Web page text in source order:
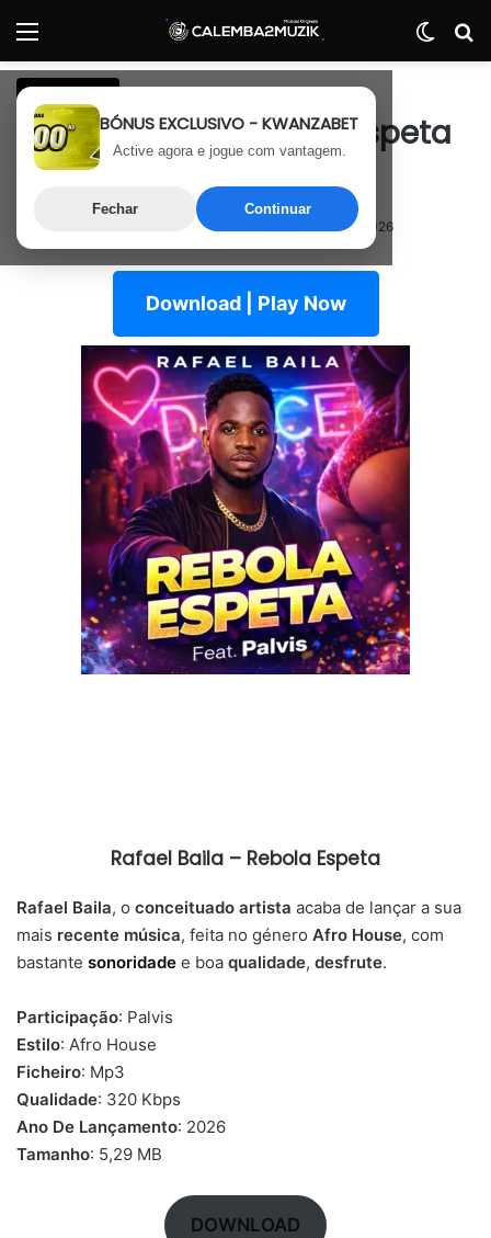
Menu
BÓNUS EXCLUSIVO - KWANZABET
Active agora e jogue com vantagem.
Fechar Continuar
Afro House
Rafael Baila – Rebola Espeta
(Feat. Palvis)
Última atualização: 7 de Janeiro, 2026
Download | Play Now
Rafael Baila – Rebola Espeta
Rafael Baila, o conceituado artista acaba de lançar a sua
mais recente música, feita no género Afro House, com
bastante sonoridade e boa qualidade, desfrute.
Participação: Palvis
Estilo: Afro House
Ficheiro: Mp3
Qualidade: 320 Kbps
Ano De Lançamento: 2026
Tamanho: 5,29 MB
DOWNLOAD